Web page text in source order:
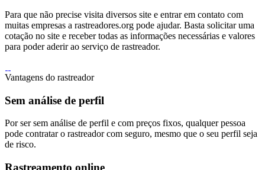
Para que não precise visita diversos site e entrar em contato com
muitas empresas a rastreadores.org pode ajudar. Basta solicitar uma
cotação no site e receber todas as informações necessárias e valores
para poder aderir ao serviço de rastreador.
Vantagens do rastreador
Sem análise de perfil
Por ser sem análise de perfil e com preços fixos, qualquer pessoa
pode contratar o rastreador com seguro, mesmo que o seu perfil seja
de risco.
Rastreamento online